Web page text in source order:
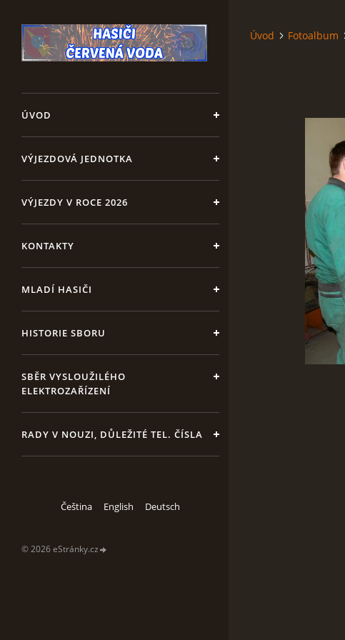
ÚVOD
VÝJEZDOVÁ JEDNOTKA
VÝJEZDY V ROCE 2026
KONTAKTY
MLADÍ HASIČI
HISTORIE SBORU
SBĚR VYSLOUŽILÉHO
ELEKTROZAŘÍZENÍ
RADY V NOUZI, DŮLEŽITÉ TEL. ČÍSLA
Čeština English Deutsch
© 2026 eStránky.cz
Úvod Fotoalbum